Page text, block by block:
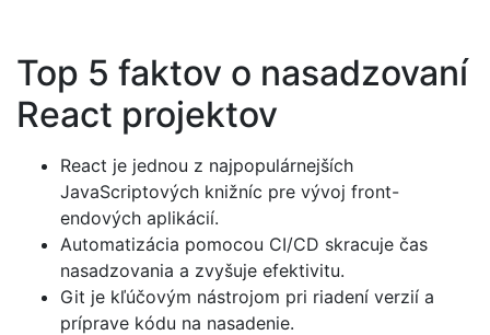
Top 5 faktov o nasadzovaní
React projektov
React je jednou z najpopulárnejších
JavaScriptových knižníc pre vývoj front-
endových aplikácií.
Automatizácia pomocou CI/CD skracuje čas
nasadzovania a zvyšuje efektivitu.
Git je kľúčovým nástrojom pri riadení verzií a
príprave kódu na nasadenie.